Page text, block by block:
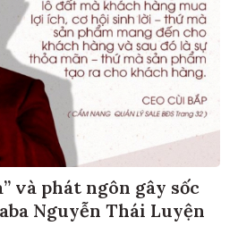
và phát ngôn gây sốc
Nguyễn Thái Luyện